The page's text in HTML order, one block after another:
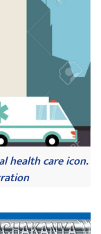
health care icon.